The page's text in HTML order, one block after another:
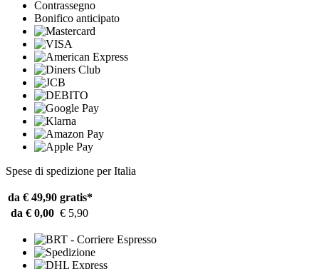
Contrassegno
Bonifico anticipato
Spese di spedizione per Italia
da € 49,90 gratis*
da € 0,00 € 5,90